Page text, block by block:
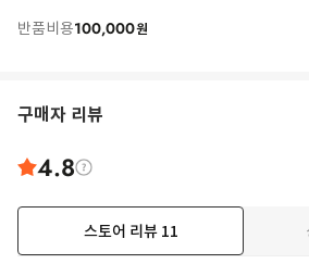
반품비용100,000원
구매자 리뷰
4.8
스토어 리뷰 11